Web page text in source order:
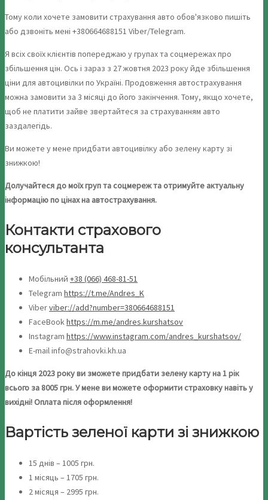
Тому коли хочете замовити страхування авто обов'язково пишіть
або дзвоніть мені +380664688151 Viber/Telegram.
Я всіх своїх клієнтів попереджаю у групах та соцмережах про
збільшення цін. Ось і зараз з 27 жовтня 2023 року йде збільшення
ціни для автоцивілки по Україні. Продовження автострахування
можна замовити за 3 місяці до його закінчення. Тому, якщо хочете,
щоб не платити зайве звертайтеся за страхуванням авто
заздалегідь.
Ви можете у мене придбати автоцивілку або зелену карту зі
знижкою!
Долучайтеся до моїх груп та соцмереж та отримуйте актуальну
інформацію по цінах на автострахування.
Контакти страхового
консультанта
Мобільний +38 (066) 468-81-51
Telegram https://t.me/Andres_K
Viberviber://add?number=380664688151
FaceBookhttps://m.me/andres.kurshatsov
Instagram https://www.instagram.com/andres_kurshatsov/
E-mail info@strahovki.kh.ua
До кінця 2023 року ви зможете придбати зелену карту на 1 рік
всього за 8005 грн. У мене ви можете оформити страховку навіть у
вихідні! Оплата після оформлення!
Вартість зеленої карти зі знижкою
15 днів – 1005 грн.
1 місяць – 1705 грн.
2 місяця – 2995 грн.